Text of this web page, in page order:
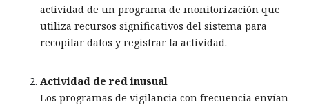
actividad de un programa de monitorización que
utiliza recursos significativos del sistema para
recopilar datos y registrar la actividad.
Actividad de red inusual
Los programas de vigilancia con frecuencia envían